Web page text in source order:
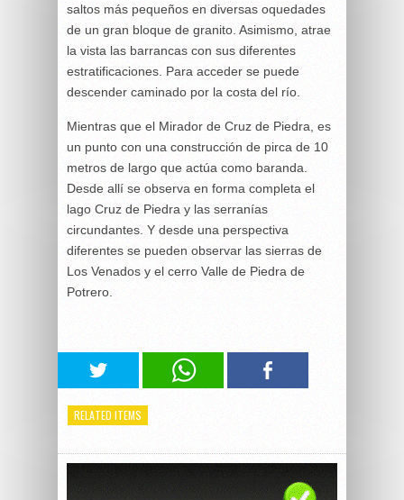
saltos más pequeños en diversas oquedades
de un gran bloque de granito. Asimismo, atrae
la vista las barrancas con sus diferentes
estratificaciones. Para acceder se puede
descender caminado por la costa del río.
Mientras que el Mirador de Cruz de Piedra, es
un punto con una construcción de pirca de 10
metros de largo que actúa como baranda.
Desde allí se observa en forma completa el
lago Cruz de Piedra y las serranías
circundantes. Y desde una perspectiva
diferentes se pueden observar las sierras de
Los Venados y el cerro Valle de Piedra de
Potrero.
RELATED ITEMS